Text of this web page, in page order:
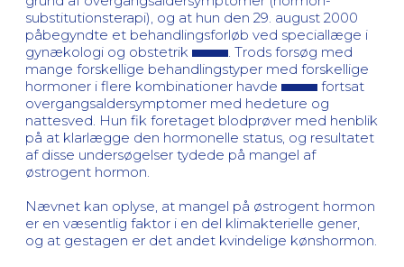
substitutionsterapi), og at hun den 29. august 2000
påbegyndte et behandlingsforløb ved speciallæge i
gynækologi og obstetrik
. Trods forsøg med
mange forskellige behandlingstyper med forskellige
hormoner i flere kombinationer havde
fortsat
overgangsaldersymptomer med hedeture og
nattesved. Hun fik foretaget blodprøver med henblik
på at klarlægge den hormonelle status, og resultatet
af disse undersøgelser tydede på mangel af
østrogent hormon.
Nævnet kan oplyse, at mangel på østrogent hormon
er en væsentlig faktor i en del klimakterielle gener,
og at gestagen er det andet kvindelige kønshormon.